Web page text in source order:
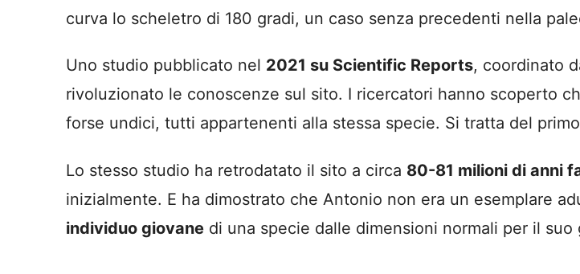
curva lo scheletro di 180 gradi, un caso senza precedenti nella
Uno studio pubblicato nel 2021 su Scientific Reports, coordinato
rivoluzionato le conoscenze sul sito. I ricercatori hanno scoperto
forse undici, tutti appartenenti alla stessa specie. Si tratta del
Lo stesso studio ha retrodatato il sito a circa 80-81 milioni di anni
inizialmente. E ha dimostrato che Antonio non era un esemplare
individuo giovane di una specie dalle dimensioni normali per il suo